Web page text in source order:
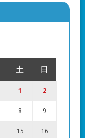
土 日
1 2
8 9
15 16